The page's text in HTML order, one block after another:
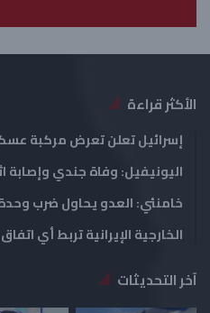
ي
ة
الأكثر قراءة
إسرائيل تعلن تعرض مركبة
اليونيفيل: وفاة جندي
خامنئي: العدو يحاول ضرب وحدة
الخارجية الإيرانية تربط أي
آخر التحديثات